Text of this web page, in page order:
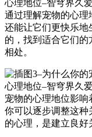
通过理解宠物的心理
还能让它们更快乐地
的，找到适合它们
相处。
宠物的心理地位影响
你可以逐步调整这种
的心理，是建立良好